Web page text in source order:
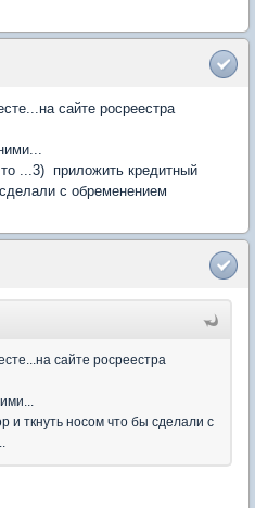
сайте росреестра
...3) приложить кредитный
с обременением
сайте росреестра
и ткнуть носом что бы сделали с